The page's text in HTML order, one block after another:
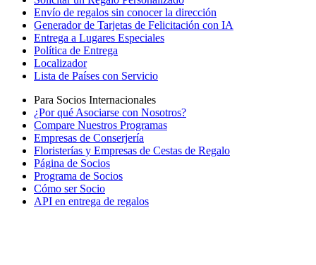
Envío de regalos sin conocer la dirección
Generador de Tarjetas de Felicitación con IA
Entrega a Lugares Especiales
Política de Entrega
Localizador
Lista de Países con Servicio
Para Socios Internacionales
¿Por qué Asociarse con Nosotros?
Compare Nuestros Programas
Empresas de Conserjería
Floristerías y Empresas de Cestas de Regalo
Página de Socios
Programa de Socios
Cómo ser Socio
API en entrega de regalos